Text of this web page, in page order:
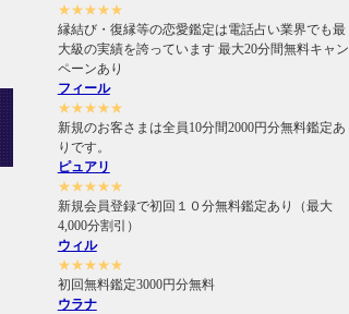
★★★★★
縁結び・復縁等の恋愛鑑定は電話占い業界でも最
大級の実績を誇っています 最大20分間無料キャン
ペーンあり
フィール
★★★★★
新規のお客さまは全員10分間2000円分無料鑑定あ
りです。
ピュアリ
★★★★★
新規会員登録で初回１０分無料鑑定あり（最大
4,000分割引）
ウィル
★★★★★
初回無料鑑定3000円分無料
ウラナ